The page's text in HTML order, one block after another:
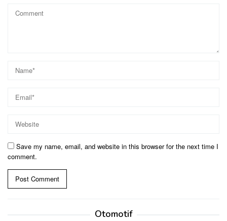
Save my name, email, and website in this browser for the next time I
comment.
Otomotif